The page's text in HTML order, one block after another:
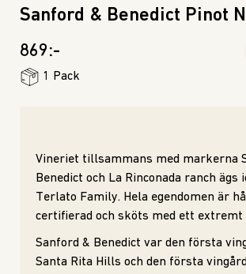
Sanford & Benedict Pinot
869:-
1 Pack
Vineriet tillsammans med markerna
Benedict och La Rinconada ranch ägs
Terlato Family. Hela egendomen är
certifierad och sköts med ett extremt
Sanford & Benedict var den första
Santa Rita Hills och den första